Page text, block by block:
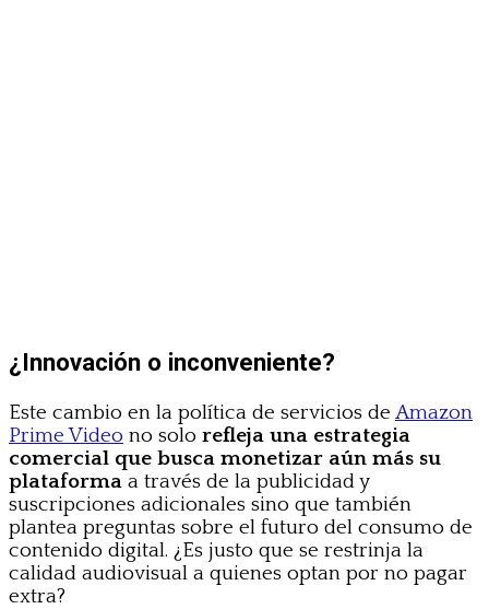
¿Innovación o inconveniente?
Este cambio en la política de servicios de Amazon
Prime Video no solo refleja una estrategia
comercial que busca monetizar aún más su
plataforma a través de la publicidad y
suscripciones adicionales sino que también
plantea preguntas sobre el futuro del consumo de
contenido digital. ¿Es justo que se restrinja la
calidad audiovisual a quienes optan por no pagar
extra?